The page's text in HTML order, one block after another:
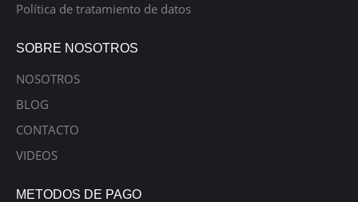
Política de tratamiento de datos
SOBRE NOSOTROS
NOSOTROS
BLOG
CONTACTO
VIDEOS
METODOS DE PAGO